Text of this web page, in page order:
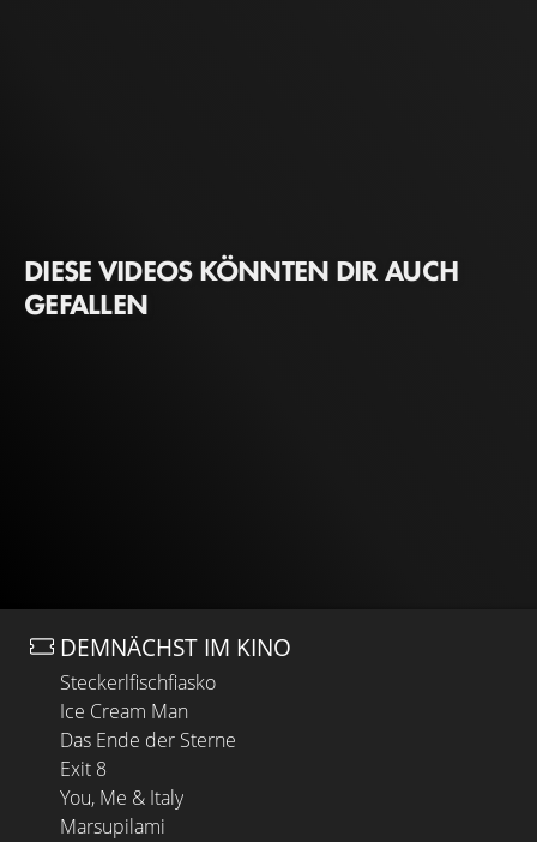
DIESE VIDEOS KÖNNTEN DIR AUCH
GEFALLEN
DEMNÄCHST IM KINO
Steckerlfischfiasko
Ice Cream Man
Das Ende der Sterne
Exit 8
You, Me & Italy
Marsupilami